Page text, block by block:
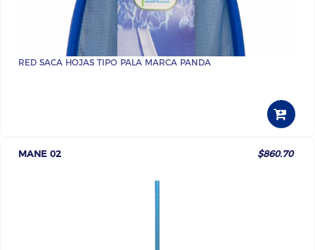
RED SACA HOJAS TIPO PALA MARCA PANDA
MANE 02 $860.70